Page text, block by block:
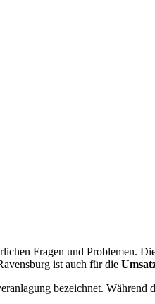
Fragen und Problemen.
ist auch für die
bezeichnet. Während